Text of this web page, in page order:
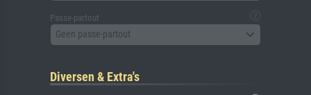
Passe-partout
Geen passe-partout
Diversen & Extra's